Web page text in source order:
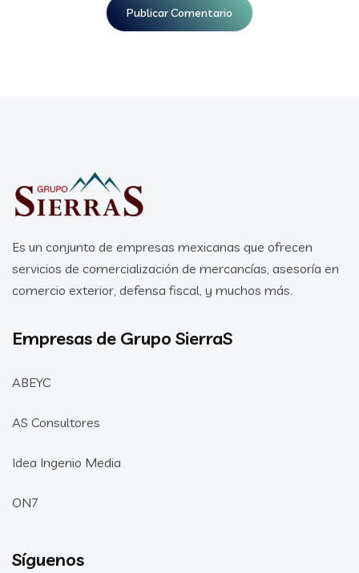
Es un conjunto de empresas mexicanas que ofrecen
servicios de comercialización de mercancías, asesoría en
comercio exterior, defensa fiscal, y muchos más.
Empresas de Grupo SierraS
ABEYC
AS Consultores
Idea Ingenio Media
ON7
Síguenos